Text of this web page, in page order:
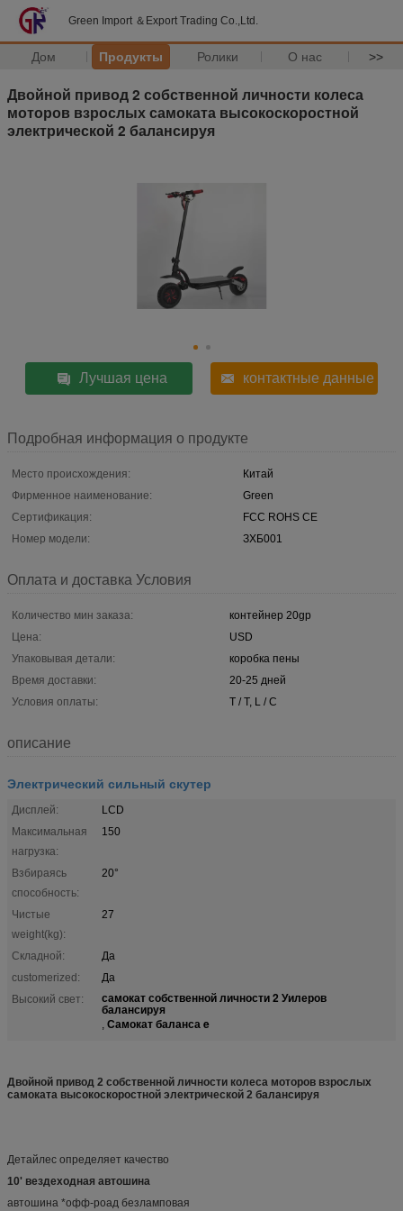
Green Import ＆Export Trading Co.,Ltd.
Дом Продукты Ролики О нас >>
Двойной привод 2 собственной личности колеса
моторов взрослых самоката высокоскоростной
электрической 2 балансируя
Лучшая цена контактные данные
Подробная информация о продукте
Место происхождения:
Китай
Фирменное наименование:
Green
Сертификация:
FCC ROHS CE
Номер модели:
ЗХБ001
Оплата и доставка Условия
Количество мин заказа:
контейнер 20gp
Цена:
USD
Упаковывая детали:
коробка пены
Время доставки:
20-25 дней
Условия оплаты:
T / T, L / C
описание
Электрический сильный скутер
Дисплей:
LCD
Максимальная
нагрузка:
150
Взбираясь
способность:
20°
Чистые
weight(kg):
27
Складной:
Да
customerized:
Да
Высокий свет:
самокат собственной личности 2 Уилеров
балансируя
, Самокат баланса e
Двойной привод 2 собственной личности колеса моторов взрослых
самоката высокоскоростной электрической 2 балансируя
Детайлес определяет качество
10' вездеходная автошина
автошина *офф-роад безламповая